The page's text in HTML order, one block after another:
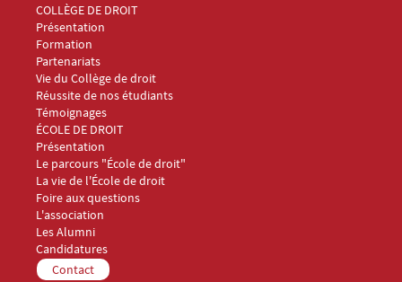
Menu Footer Collège et École de droit 1
COLLÈGE DE DROIT
Présentation
Formation
Partenariats
Vie du Collège de droit
Réussite de nos étudiants
Témoignages
Menu Footer Collège et École de droit 2
ÉCOLE DE DROIT
Présentation
Le parcours "École de droit"
La vie de l'École de droit
Foire aux questions
Menu Footer Collège et École de droit 3
L'association
Les Alumni
Menu Footer Collège et École de droit 4
Candidatures
Menu Footer Collège et École de droit 5
Contact